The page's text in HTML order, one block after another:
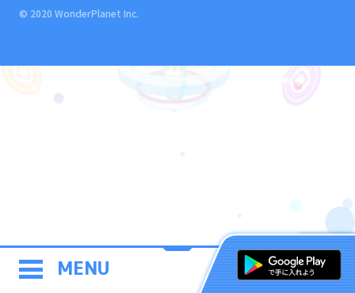
MENU
© 2020 WonderPlanet Inc.